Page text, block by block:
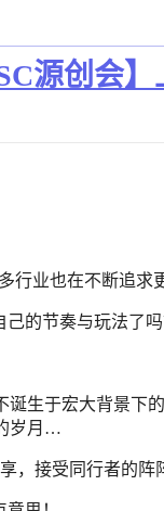
源创会】
行业也在不断追求
的节奏与玩法了吗
生于宏大背景下
岁月…
，接受同行者的阵